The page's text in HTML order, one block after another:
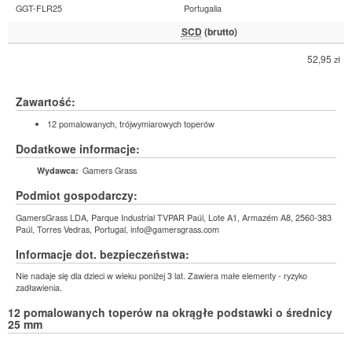
GGT-FLR25
Portugalia
SCD (brutto)
52,95 zł
Zawartość:
12 pomalowanych, trójwymiarowych toperów
Dodatkowe informacje:
Wydawca: Gamers Grass
Podmiot gospodarczy:
GamersGrass LDA, Parque Industrial TVPAR Paúl, Lote A1, Armazém A8, 2560-383
Paúl, Torres Vedras, Portugal, info@gamersgrass.com
Informacje dot. bezpieczeństwa:
Nie nadaje się dla dzieci w wieku poniżej 3 lat. Zawiera małe elementy - ryzyko
zadławienia.
12 pomalowanych toperów na okrągłe podstawki o średnicy
25 mm